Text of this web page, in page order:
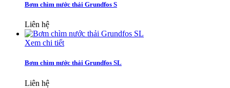
Bơm chìm nước thải Grundfos S
Liên hệ
Xem chi tiết
Bơm chìm nước thải Grundfos SL
Liên hệ